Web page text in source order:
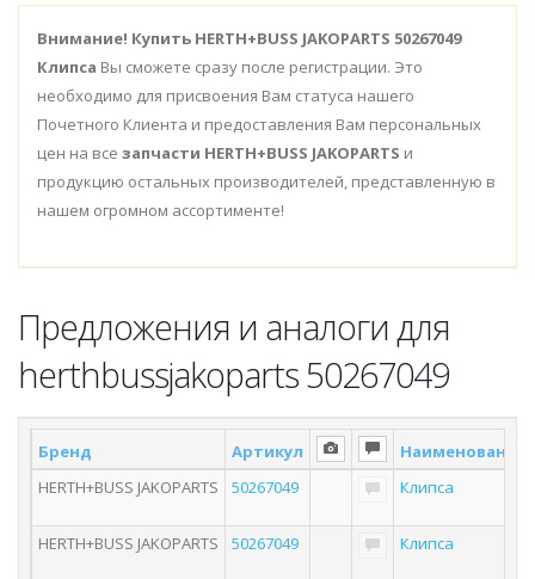
Внимание! Купить HERTH+BUSS JAKOPARTS 50267049
Клипса Вы сможете сразу после регистрации. Это
необходимо для присвоения Вам статуса нашего
Почетного Клиента и предоставления Вам персональных
цен на все запчасти HERTH+BUSS JAKOPARTS и
продукцию остальных производителей, представленную в
нашем огромном ассортименте!
Предложения и аналоги для
herthbussjakoparts 50267049
Бренд Артикул
Наименование
HERTH+BUSS JAKOPARTS
50267049 Клипса
HERTH+BUSS JAKOPARTS 50267049 Клипса